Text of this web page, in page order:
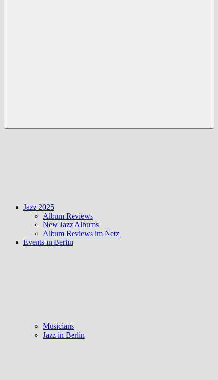
Jazz 2025
Album Reviews
New Jazz Albums
Album Reviews im Netz
Events in Berlin
Musicians
Jazz in Berlin